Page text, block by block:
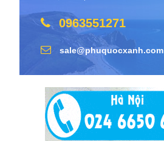
0963551271
sale@phuquocxanh.com